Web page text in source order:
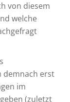
von diesem
welche
demnach erst
im
(zuletzt